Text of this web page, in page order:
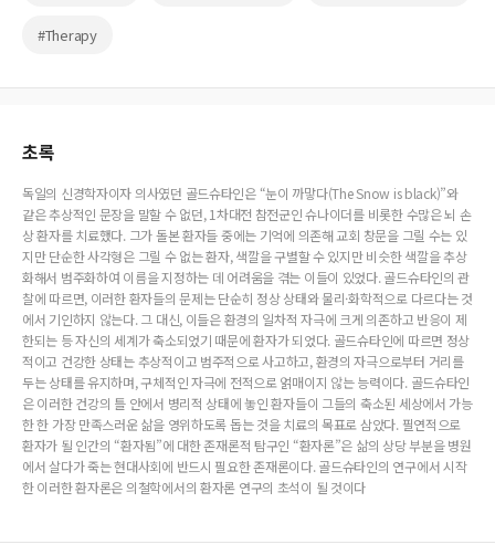
#Therapy
초록
독일의 신경학자이자 의사였던 골드슈타인은 “눈이 까맣다(The Snow is black)”와
같은 추상적인 문장을 말할 수 없던, 1차대전 참전군인 슈나이더를 비롯한 수많은 뇌 손
상 환자를 치료했다. 그가 돌본 환자들 중에는 기억에 의존해 교회 창문을 그릴 수는 있
지만 단순한 사각형은 그릴 수 없는 환자, 색깔을 구별할 수 있지만 비슷한 색깔을 추상
화해서 범주화하여 이름을 지정하는 데 어려움을 겪는 이들이 있었다. 골드슈타인의 관
찰에 따르면, 이러한 환자들의 문제는 단순히 정상 상태와 물리·화학적으로 다르다는 것
에서 기인하지 않는다. 그 대신, 이들은 환경의 일차적 자극에 크게 의존하고 반응이 제
한되는 등 자신의 세계가 축소되었기 때문에 환자가 되었다. 골드슈타인에 따르면 정상
적이고 건강한 상태는 추상적이고 범주적으로 사고하고, 환경의 자극으로부터 거리를
두는 상태를 유지하며, 구체적인 자극에 전적으로 얽매이지 않는 능력이다. 골드슈타인
은 이러한 건강의 틀 안에서 병리적 상태에 놓인 환자들이 그들의 축소된 세상에서 가능
한 한 가장 만족스러운 삶을 영위하도록 돕는 것을 치료의 목표로 삼았다. 필연적으로
환자가 될 인간의 “환자됨”에 대한 존재론적 탐구인 “환자론”은 삶의 상당 부분을 병원
에서 살다가 죽는 현대사회에 반드시 필요한 존재론이다. 골드슈타인의 연구에서 시작
한 이러한 환자론은 의철학에서의 환자론 연구의 초석이 될 것이다